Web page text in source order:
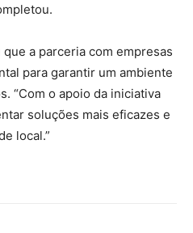
a parceria com empresas
para garantir um ambiente
“Com o apoio da iniciativa
soluções mais eficazes e
local.”